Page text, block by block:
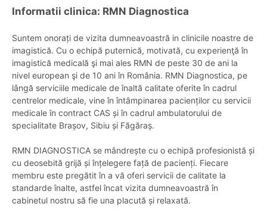
Informatii clinica: RMN Diagnostica
Suntem onorați de vizita dumneavoastră in clinicile noastre de
imagistică. Cu o echipă puternică, motivată, cu experienţă în
imagistică medicală şi mai ales RMN de peste 30 de ani la
nivel european şi de 10 ani în România. RMN Diagnostica, pe
lângă serviciile medicale de înaltă calitate oferite în cadrul
centrelor medicale, vine în întâmpinarea pacienților cu servicii
medicale în contract CAS și în cadrul ambulatorului de
specialitate Brașov, Sibiu și Făgăraș.
RMN DIAGNOSTICA se mândrește cu o echipă profesionistă și
cu deosebită grijă și înțelegere față de pacienți. Fiecare
membru este pregătit în a vă oferi servicii de calitate la
standarde înalte, astfel încat vizita dumneavoastră în
cabinetul nostru să fie una placută și relaxată.